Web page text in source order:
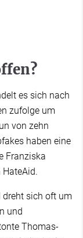
es sich nach
zufolge um
von zehn
haben eine
Franziska
dreht sich oft um
und
Thomas-